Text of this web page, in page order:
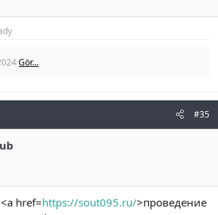
Gör…
#35
href=https://sout095.ru/>проведение